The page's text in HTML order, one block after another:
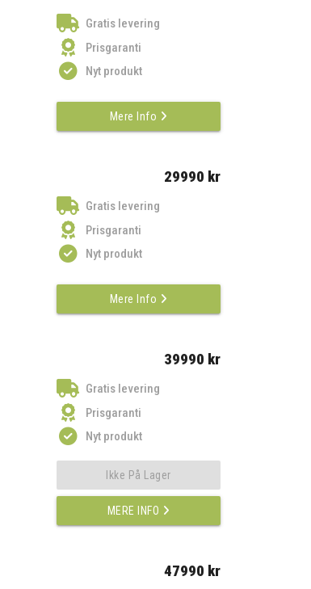
Gratis levering
Prisgaranti
Nyt produkt
Mere Info
29990 kr
Gratis levering
Prisgaranti
Nyt produkt
Mere Info
39990 kr
Gratis levering
Prisgaranti
Nyt produkt
Ikke På Lager
MERE INFO
47990 kr